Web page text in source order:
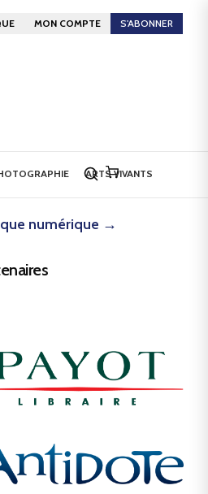
MON COMPTE S'ABONNER
ARTS VIVANTS
numérique →